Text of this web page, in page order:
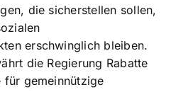
die sicherstellen sollen,
erschwinglich bleiben.
die Regierung Rabatte
für gemeinnützige